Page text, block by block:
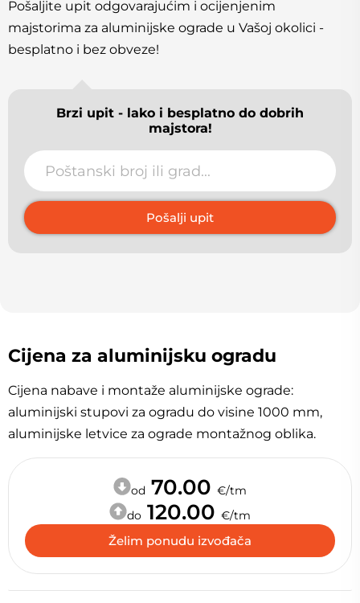
Pošaljite upit odgovarajućim i ocijenjenim
majstorima za aluminijske ograde u Vašoj okolici -
besplatno i bez obveze!
Brzi upit - lako i besplatno do dobrih
majstora!
Pošalji upit
Cijena za aluminijsku ogradu
Cijena nabave i montaže aluminijske ograde:
aluminijski stupovi za ogradu do visine 1000 mm,
aluminijske letvice za ograde montažnog oblika.
od 70.00€/tm
do 120.00 €/tm
Želim ponudu izvođača